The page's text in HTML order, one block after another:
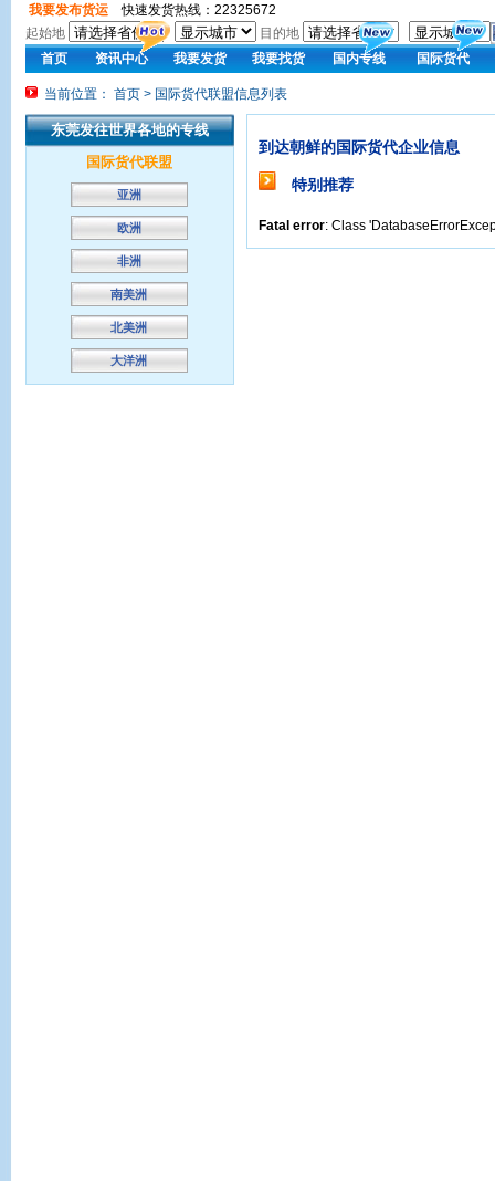
我要发布货运快速发货热线：22325672
起始地
目的地
首页
资讯中心 我要发货 我要找货 国内专线 国际货代
当前位置： 首页 > 国际货代联盟信息列表
东莞发往世界各地的专线
国际货代联盟
亚洲
欧洲
非洲
南美洲
北美洲
大洋洲
到达朝鲜的国际货代企业信息
特别推荐
Fatal error: Class